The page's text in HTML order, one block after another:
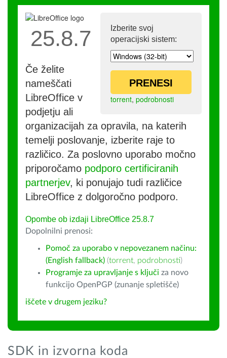
Izberite svoj
operacijski sistem:
PRENESI
torrent, podrobnosti
25.8.7
Če želite
nameščati
LibreOffice v
podjetju ali
organizacijah za opravila, na katerih
temelji poslovanje, izberite raje to
različico. Za poslovno uporabo močno
priporočamo podporo certificiranih
partnerjev, ki ponujajo tudi različice
LibreOffice z dolgoročno podporo.
Opombe ob izdaji LibreOffice 25.8.7
Dopolnilni prenosi:
Pomoč za uporabo v nepovezanem načinu:
(English fallback) (torrent, podrobnosti)
Programje za upravljanje s ključi za novo
funkcijo OpenPGP (zunanje spletišče)
iščete v drugem jeziku?
SDK in izvorna koda